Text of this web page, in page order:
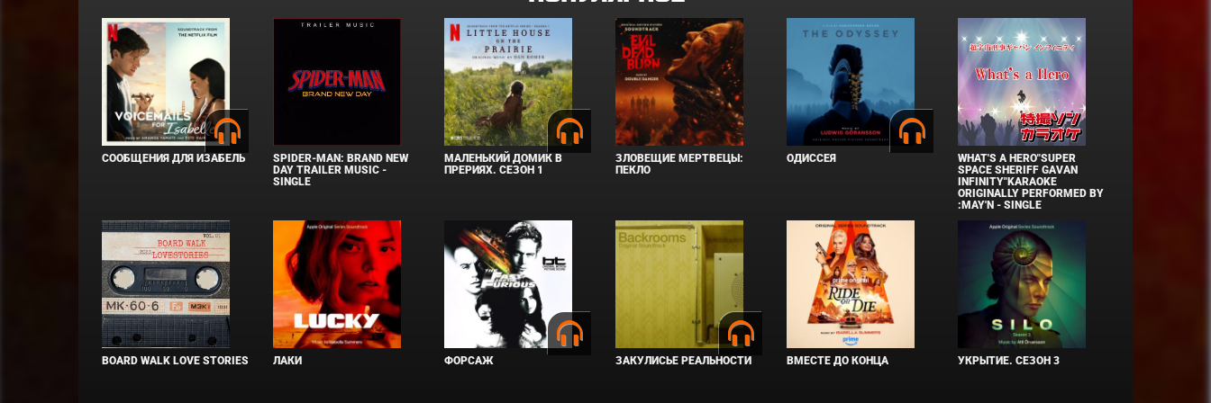
СООБЩЕНИЯ ДЛЯ ИЗАБЕЛЬ
SPIDER-MAN: BRAND NEW
DAY TRAILER MUSIC -
SINGLE
МАЛЕНЬКИЙ ДОМИК В
ПРЕРИЯХ. СЕЗОН 1
ЗЛОВЕЩИЕ МЕРТВЕЦЫ:
ПЕКЛО
ОДИССЕЯ
WHAT'S A HERO"SUPER
SPACE SHERIFF GAVAN
INFINITY"KARAOKE
ORIGINALLY PERFORMED BY
:MAY'N - SINGLE
BOARD WALK LOVE STORIES ЛАКИ ФОРСАЖ ЗАКУЛИСЬЕ РЕАЛЬНОСТИ ВМЕСТЕ ДО КОНЦА УКРЫТИЕ. СЕЗОН 3